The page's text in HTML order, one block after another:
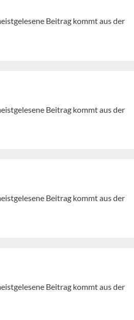
Beitrag kommt aus der
Beitrag kommt aus der
Beitrag kommt aus der
Beitrag kommt aus der